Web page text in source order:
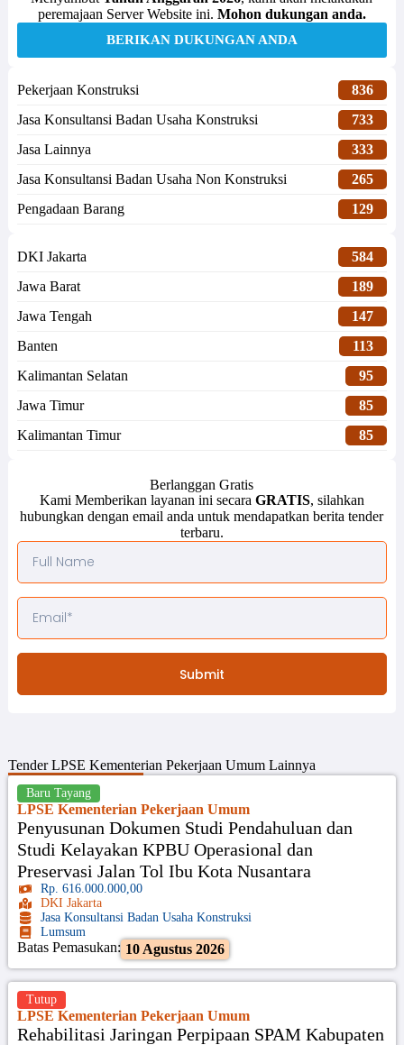
peremajaan Server Website ini. Mohon dukungan anda.
BERIKAN DUKUNGAN ANDA
Pekerjaan Konstruksi
836
Jasa Konsultansi Badan Usaha Konstruksi
733
Jasa Lainnya
333
Jasa Konsultansi Badan Usaha Non Konstruksi
265
Pengadaan Barang
129
DKI Jakarta
584
Jawa Barat
189
Jawa Tengah
147
Banten
113
Kalimantan Selatan
95
Jawa Timur
85
Kalimantan Timur
85
Berlanggan Gratis
Kami Memberikan layanan ini secara GRATIS, silahkan
hubungkan dengan email anda untuk mendapatkan berita tender
terbaru.
Submit
TenderLPSE Kementerian Pekerjaan UmumLainnya
LPSE Kementerian Pekerjaan Umum
Penyusunan Dokumen Studi Pendahuluan dan
Studi Kelayakan KPBU Operasional dan
Preservasi Jalan Tol Ibu Kota Nusantara
Rp. 616.000.000,00
DKI Jakarta
Jasa Konsultansi Badan Usaha Konstruksi
Lumsum
Batas Pemasukan: 10 Agustus 2026
Baru Tayang
LPSE Kementerian Pekerjaan Umum
Rehabilitasi Jaringan Perpipaan SPAM Kabupaten
Tutup